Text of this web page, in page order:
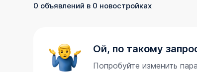
0 объявлений в 0 новостройках
Ой, по такому
Попробуйте изменить